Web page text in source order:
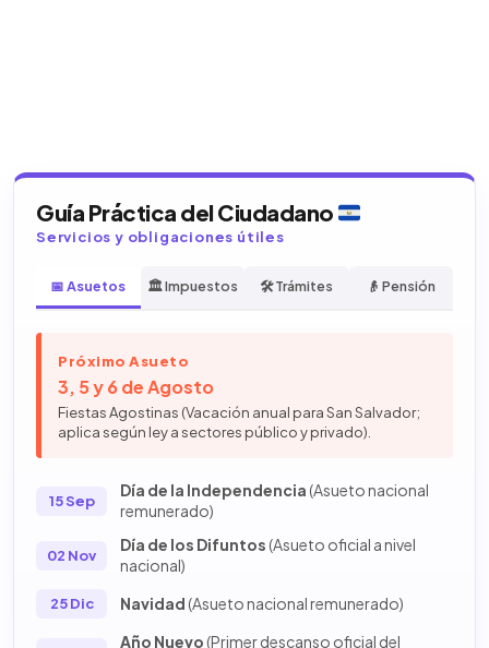
Guía Práctica del Ciudadano
Servicios y obligaciones útiles
📅 Asuetos 🏛️ Impuestos 🛠️ Trámites 👴 Pensión
Próximo Asueto
3, 5 y 6 de Agosto
Fiestas Agostinas (Vacación anual para San Salvador;
aplica según ley a sectores público y privado).
15 Sep
Día de la Independencia(Asueto nacional
remunerado)
02 Nov
Día de los Difuntos(Asueto oficial a nivel
nacional)
25 Dic Navidad(Asueto nacional remunerado)
Año Nuevo(Primer descanso oficial del